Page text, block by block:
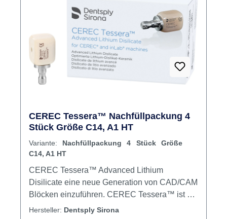
CEREC Tessera™ Nachfüllpackung 4
Stück Größe C14, A1 HT
Variante: Nachfüllpackung 4 Stück Größe
C14, A1 HT
CEREC Tessera™ Advanced Lithium
Disilicate eine neue Generation von CAD/CAM
Blöcken einzuführen. CEREC Tessera™ ist ein
Vollkeramik-System zur Herstellung von
Hersteller: Dentsply Sirona